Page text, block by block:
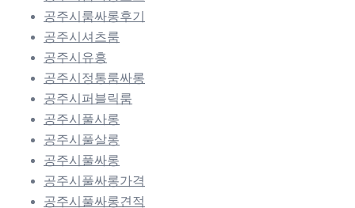
공주시룸싸롱후기
공주시셔츠룸
공주시유흥
공주시정통룸싸롱
공주시퍼블릭룸
공주시풀사롱
공주시풀살롱
공주시풀싸롱
공주시풀싸롱가격
공주시풀싸롱견적